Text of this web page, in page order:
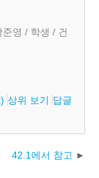
준영 / 학생 / 건
상위 보기 답글
42.1에서 참고